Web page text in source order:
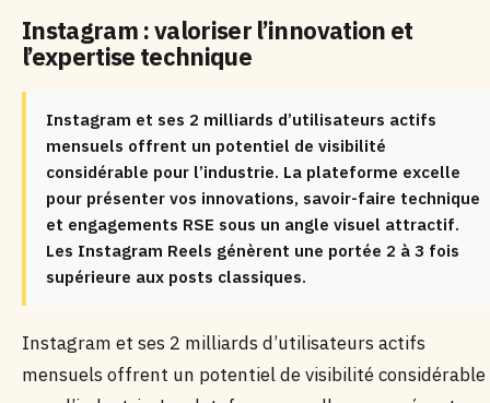
Instagram : valoriser l’innovation et
l’expertise technique
Instagram et ses 2 milliards d’utilisateurs actifs
mensuels offrent un potentiel de visibilité
considérable pour l’industrie. La plateforme excelle
pour présenter vos innovations, savoir-faire technique
et engagements RSE sous un angle visuel attractif.
Les Instagram Reels génèrent une portée 2 à 3 fois
supérieure aux posts classiques.
Instagram et ses 2 milliards d’utilisateurs actifs
mensuels offrent un potentiel de visibilité considérable